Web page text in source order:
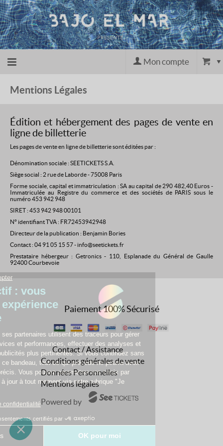
Accueil
Site
Mon compte
Mentions Légales
Édition et hébergement des pages de vente en
ligne de billetterie
Les pages de vente en ligne de billetterie sont éditées par :
Dénomination sociale : SEETICKETS S.A.
Siège social : 2 rue de Laborde - 75008 Paris
Forme sociale, capital et immatriculation : SA au capital de 290 482,40 Euros -
Immatriculée au Registre du commerce et des sociétés de PARIS sous le
numéro 453 942 948
SIRET : 453 942 948 00101
N° identifiant TVA : FR72453942948
Directeur de la publication : Benjamin Bories
Contact : 04 91 05 15 57 - info@seetickets.fr
Prestataire hébergeur : Getronics - 110, Esplanade du Général de Gaulle
92400 Courbevoie
Paiement 100% Sécurisé
Contact / Assistance
Conditions générales de vente
Données Personnelles
Mentions légales
Powered by